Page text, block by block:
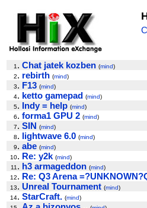
1 . Chat jatek kozben (mind)
2. rebirth (mind)
3. F13 (mind)
4. ketto gamepad (mind)
5. Indy = help (mind)
6. forma1 GPU 2 (mind)
7. SIN (mind)
8. lightwave 6.0 (mind)
9. abe (mind)
10. Re: y2k (mind)
11 . h3 armageddon (mind)
12. Re: Q3 Arena
13. Unreal Tournament (mind)
14. StarCraft. (mind)